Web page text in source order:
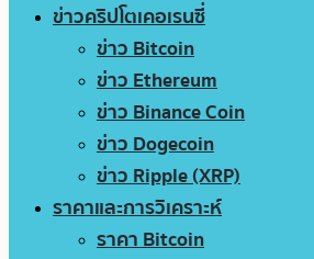
ข่าวคริปโตเคอเรนซี่
ข่าว Bitcoin
ข่าว Ethereum
ข่าว Binance Coin
ข่าว Dogecoin
ข่าว Ripple (XRP)
ราคาและการวิเคราะห์
ราคา Bitcoin